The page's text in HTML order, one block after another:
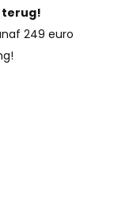
terug!
249 euro